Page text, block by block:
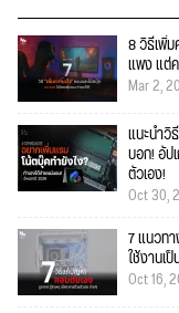
8 วิธีเพิ่
แพง แต่
Mar 2,
แนะนำวิ
บอก! อัป
ตัวเอง!
Oct 30,
7 แนวท
ใช้งานเ
Oct 16,